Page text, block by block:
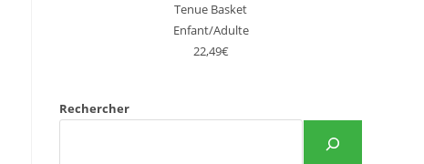
Tenue Basket
Enfant/Adulte
22,49€
Rechercher